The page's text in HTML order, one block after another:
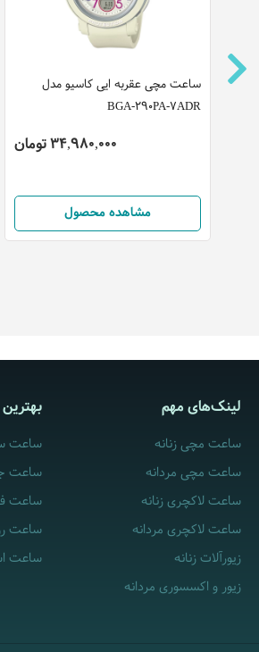
ساعت مچی عقربه ایی کاسیو مدل
BGA-290PA-7ADR
34,980,000 تومان
مشاهده محصول
لینک‌های مهم
ساعت مچی زنانه
ساعت مچی مردانه
ساعت لاکچری زنانه
ساعت لاکچری مردانه
زیورآلات زنانه
زیور و اکسسوری مردانه
ساعت
ساعت
ساعت
ساعت
ساعت